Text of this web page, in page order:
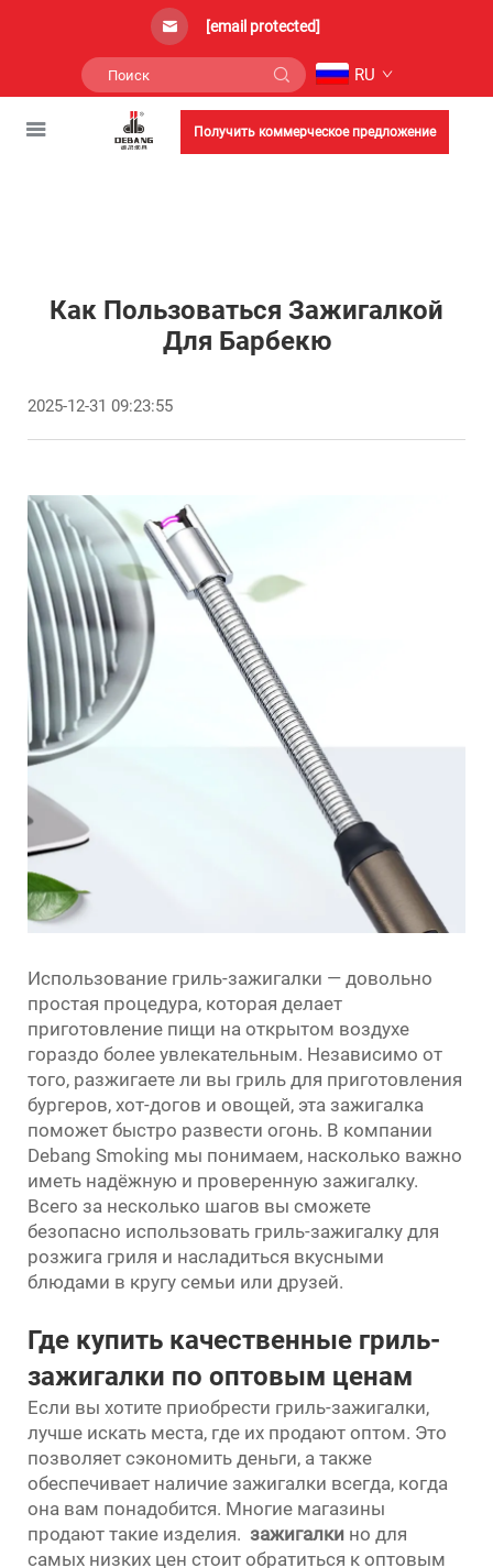
[email protected]
RU
Получить коммерческое предложение
Как Пользоваться Зажигалкой
Для Барбекю
2025-12-31 09:23:55
Использование гриль-зажигалки — довольно
простая процедура, которая делает
приготовление пищи на открытом воздухе
гораздо более увлекательным. Независимо от
того, разжигаете ли вы гриль для приготовления
бургеров, хот-догов и овощей, эта зажигалка
поможет быстро развести огонь. В компании
Debang Smoking мы понимаем, насколько важно
иметь надёжную и проверенную зажигалку.
Всего за несколько шагов вы сможете
безопасно использовать гриль-зажигалку для
розжига гриля и насладиться вкусными
блюдами в кругу семьи или друзей.
Где купить качественные гриль-
зажигалки по оптовым ценам
Если вы хотите приобрести гриль-зажигалки,
лучше искать места, где их продают оптом. Это
позволяет сэкономить деньги, а также
обеспечивает наличие зажигалки всегда, когда
она вам понадобится. Многие магазины
продают такие изделия. зажигалки но для
самых низких цен стоит обратиться к оптовым